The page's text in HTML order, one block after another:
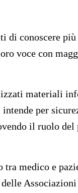
di conoscere
voce con
materiali
per
il ruolo del
medico e